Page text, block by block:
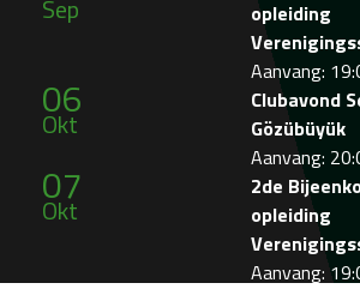
Sep
opleiding
Aanvang:
06
Okt
Clubavond
Gözübüyük
Aanvang:
07
Okt
2de
opleiding
Aanvang: